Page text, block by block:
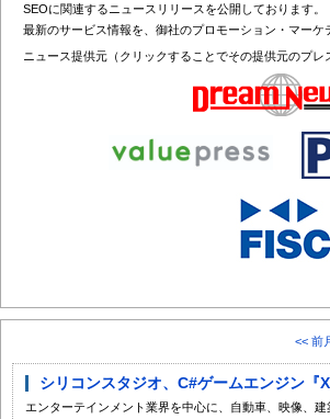
SEOに関連するニュースリリースを公開しております。
最新のサービス情報を、御社のプロモーション・マー
ニュース提供元（クリックすることでその提供元のプレ
<< 前
シリコンスタジオ、C#ゲームエンジン
エンターテインメント業界を中心に、自動車、映像、